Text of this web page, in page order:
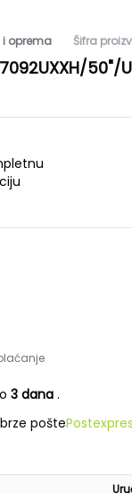
i oprema Šifra
50"/
3 dana .
pošte